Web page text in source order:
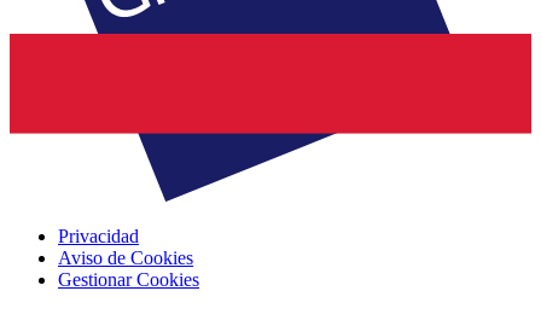
Privacidad
Aviso de Cookies
Gestionar Cookies